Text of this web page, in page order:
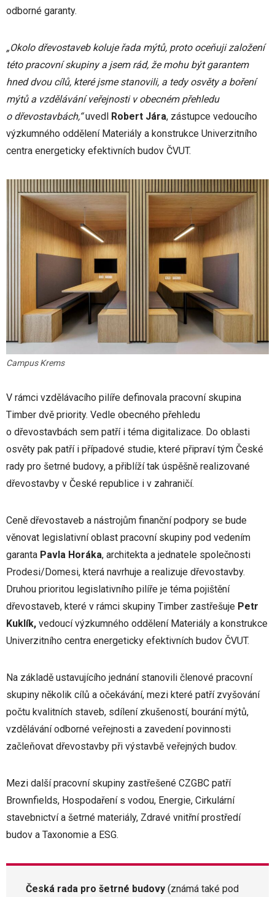
odborné garanty.
„Okolo dřevostaveb koluje řada mýtů, proto oceňuji založení
této pracovní skupiny a jsem rád, že mohu být garantem
hned dvou cílů, které jsme stanovili, a tedy osvěty a boření
mýtů a vzdělávání veřejnosti v obecném přehledu
o dřevostavbách,“uvedl Robert Jára, zástupce vedoucího
výzkumného oddělení Materiály a konstrukce Univerzitního
centra energeticky efektivních budov ČVUT.
Campus Krems
V rámci vzdělávacího pilíře definovala pracovní skupina
Timber dvě priority. Vedle obecného přehledu
o dřevostavbách sem patří i téma digitalizace. Do oblasti
osvěty pak patří i případové studie, které připraví tým České
rady pro šetrné budovy, a přiblíží tak úspěšně realizované
dřevostavby v České republice i v zahraničí.
Ceně dřevostaveb a nástrojům finanční podpory se bude
věnovat legislativní oblast pracovní skupiny pod vedením
garanta Pavla Horáka, architekta a jednatele společnosti
Prodesi/Domesi, která navrhuje a realizuje dřevostavby.
Druhou prioritou legislativního pilíře je téma pojištění
dřevostaveb, které v rámci skupiny Timber zastřešuje Petr
Kuklík, vedoucí výzkumného oddělení Materiály a konstrukce
Univerzitního centra energeticky efektivních budov ČVUT.
Na základě ustavujícího jednání stanovili členové pracovní
skupiny několik cílů a očekávání, mezi které patří zvyšování
počtu kvalitních staveb, sdílení zkušeností, bourání mýtů,
vzdělávání odborné veřejnosti a zavedení povinnosti
začleňovat dřevostavby při výstavbě veřejných budov.
Mezi další pracovní skupiny zastřešené CZGBC patří
Brownfields, Hospodaření s vodou, Energie, Cirkulární
stavebnictví a šetrné materiály, Zdravé vnitřní prostředí
budov a Taxonomie a ESG.
Česká rada pro šetrné budovy (známá také pod